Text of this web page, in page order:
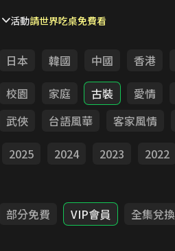
活動請世界吃桌免費看
日本 韓國 中國 香港
校園 家庭 古裝 愛情
武俠 台語風華 客家風情
2025 2024 2023 2022
部分免費 VIP會員 全集兌換